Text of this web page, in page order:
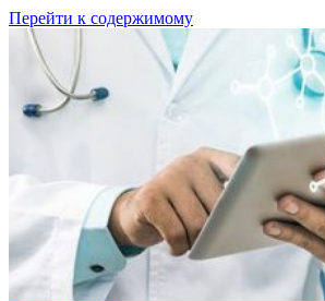
Перейти к содержимому